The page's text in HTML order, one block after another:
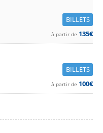
BILLETS
à partir de 135€
BILLETS
à partir de 100€